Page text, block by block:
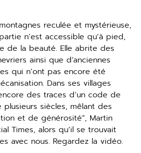
reculée et mystérieuse,
n’est accessible qu’à pied,
de la beauté. Elle abrite des
ainsi que d’anciennes
qui n’ont pas encore été
Dans ses villages
des traces d’un code de
siècles, mêlant des
et de générosité”, Martin
Times, alors qu’il se trouvait
avec nous. Regardez la vidéo.